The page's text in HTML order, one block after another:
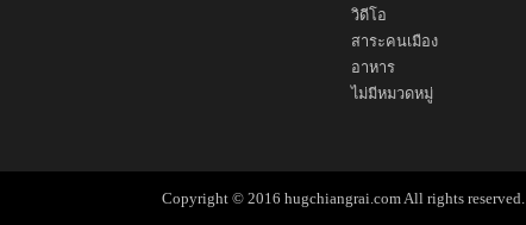
วิดีโอ
สาระคนเมือง
อาหาร
ไม่มีหมวดหมู่
Copyright © 2016 hugchiangrai.com All rights reserved.